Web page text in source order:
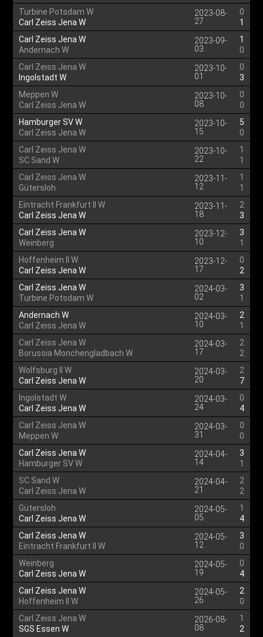
Turbine Potsdam W
Carl Zeiss Jena W
2023-08-
27
0
1
Carl Zeiss Jena W
Andernach W
2023-09-
03
1
0
Carl Zeiss Jena W
Ingolstadt W
2023-10-
01
0
3
Meppen W
Carl Zeiss Jena W
2023-10-
08
0
0
Hamburger SV W
Carl Zeiss Jena W
2023-10-
15
5
0
Carl Zeiss Jena W
SC Sand W
2023-10-
22
1
1
Carl Zeiss Jena W
Gütersloh
2023-11-
12
1
1
Eintracht Frankfurt II W
Carl Zeiss Jena W
2023-11-
18
2
3
Carl Zeiss Jena W
Weinberg
2023-12-
10
3
1
Hoffenheim II W
Carl Zeiss Jena W
2023-12-
17
0
2
Carl Zeiss Jena W
Turbine Potsdam W
2024-03-
02
3
1
Andernach W
Carl Zeiss Jena W
2024-03-
10
2
1
Carl Zeiss Jena W
Borussia Monchengladbach W
2024-03-
17
2
2
Wolfsburg II W
Carl Zeiss Jena W
2024-03-
20
2
7
Ingolstadt W
Carl Zeiss Jena W
2024-03-
24
0
4
Carl Zeiss Jena W
Meppen W
2024-03-
31
0
0
Carl Zeiss Jena W
Hamburger SV W
2024-04-
14
3
1
SC Sand W
Carl Zeiss Jena W
2024-04-
21
2
2
Gütersloh
Carl Zeiss Jena W
2024-05-
05
1
4
Carl Zeiss Jena W
Eintracht Frankfurt II W
2024-05-
12
3
0
Weinberg
Carl Zeiss Jena W
2024-05-
19
0
4
Carl Zeiss Jena W
Hoffenheim II W
2024-05-
26
2
0
Carl Zeiss Jena W
SGS Essen W
2026-08-
08
1
2